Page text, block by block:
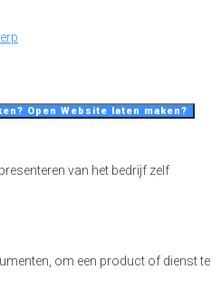
Open Website laten maken?
van het bedrijf zelf
om een product of dienst te